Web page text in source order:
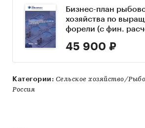
Бизнес-план
хозяйства по
форели (с фин.
45 900 ₽
Категории: Сельское хозяйство/
Россия